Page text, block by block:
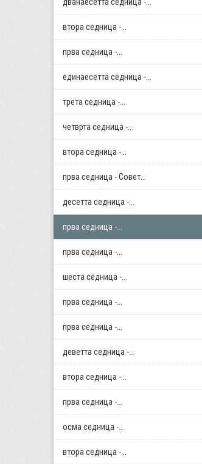
втора седница -...
прва седница -...
единаесетта седница -...
трета седница -...
четврта седница -...
втора седница -...
прва седница - Совет...
десетта седница -...
прва седница -...
прва седница -...
шеста седница -...
прва седница -...
прва седница -...
деветта седница -...
втора седница -...
прва седница -...
осма седница -...
втора седница -...